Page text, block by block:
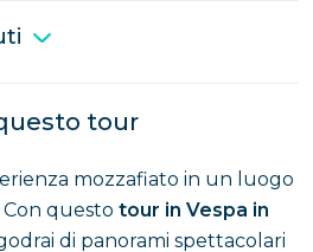
tour
mozzafiato in un luogo
questo tour in Vespa in
di panorami spettacolari